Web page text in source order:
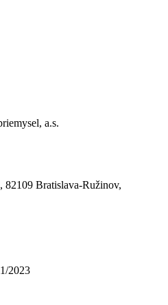
a.s.
Bratislava-Ružinov,
2023